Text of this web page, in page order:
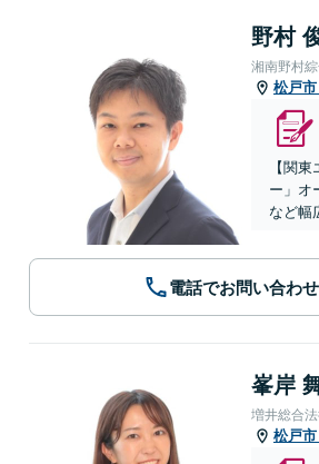
野村
湘南野村
松戸市
【関
ー」オ
など幅
電話でお問い合わせ
峯岸
増井総合
松戸市